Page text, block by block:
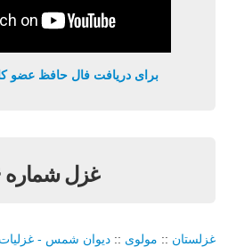
برای دریافت فال حافظ عضو
غزل شماره ۲۶۵۶
غزلستان :: مولوی :: دیوان شمس - غزلیات